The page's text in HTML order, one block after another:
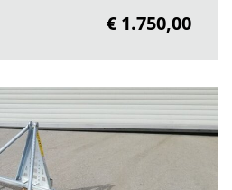
€ 1.750,00